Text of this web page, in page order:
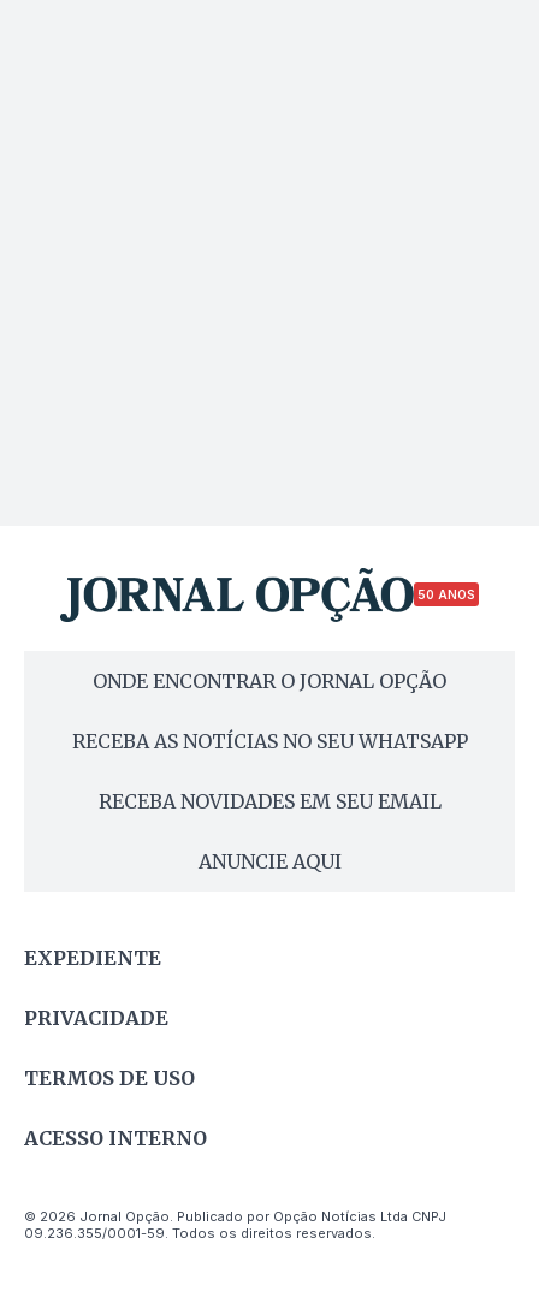
50 ANOS
ONDE ENCONTRAR O JORNAL OPÇÃO
RECEBA AS NOTÍCIAS NO SEU WHATSAPP
RECEBA NOVIDADES EM SEU EMAIL
ANUNCIE AQUI
EXPEDIENTE
PRIVACIDADE
TERMOS DE USO
ACESSO INTERNO
© 2026 Jornal Opção. Publicado por Opção Notícias Ltda CNPJ
09.236.355/0001-59. Todos os direitos reservados.